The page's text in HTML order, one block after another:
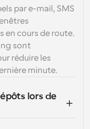
par e-mail, SMS
en cours de route.
sont
réduire les
minute.
lors de